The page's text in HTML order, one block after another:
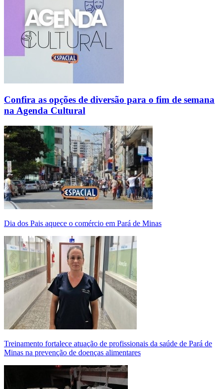
Confira as opções de diversão para o fim de semana
na Agenda Cultural
Dia dos Pais aquece o comércio em Pará de Minas
Treinamento fortalece atuação de profissionais da saúde de Pará de
Minas na prevenção de doenças alimentares